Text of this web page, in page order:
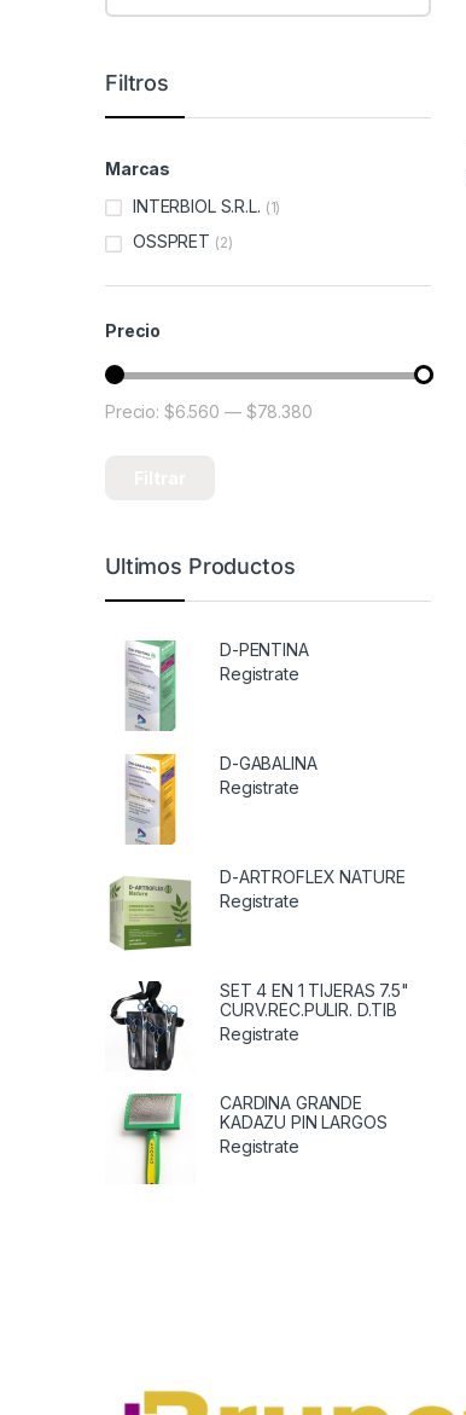
Filtros
Marcas
INTERBIOL S.R.L. (1)
OSSPRET (2)
Precio
Precio mínimo
Precio máximo
Precio: $6.560 — $78.380
Ultimos Productos
D-PENTINA
Registrate
D-GABALINA
Registrate
D-ARTROFLEX NATURE
Registrate
SET 4 EN 1 TIJERAS 7.5"
CURV.REC.PULIR. D.TIB
Registrate
CARDINA GRANDE
KADAZU PIN LARGOS
Registrate